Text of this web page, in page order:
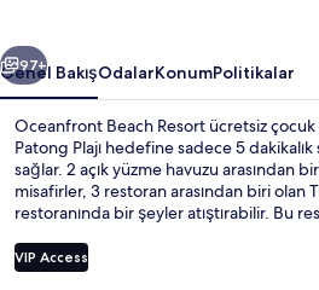
Sonraki
97+
Genel BakışOdalarKonumPolitikalar
Oceanfront Beach Resort ücretsiz çocuk
Patong Plajı hedefine sadece 5
sağlar. 2 açık yüzme havuzu arasından
misafirler, 3 restoran arasından biri olan
restoranında bir şeyler atıştırabilir. Bu
bar/dinlenme salonu, yapay nehir ve plaj
içerisindeki diğer öne çıkan özellikler
VIP Access